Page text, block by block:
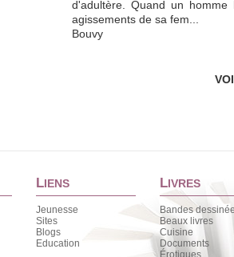
d'adultère. Quand un
agissements de sa fem...
Bouvy
LIENS
Jeunesse
Sites
Blogs
Education
LIVRES
Bandes
Beaux livres
Cuisine
Documents
Érotiques